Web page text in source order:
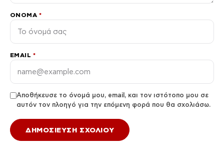
ΌΝΟΜΑ *
EMAIL *
Αποθήκευσε το όνομά μου, email, και τον ιστότοπο μου σε
αυτόν τον πλοηγό για την επόμενη φορά που θα σχολιάσω.